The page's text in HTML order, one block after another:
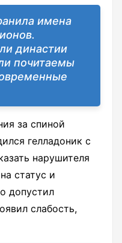
имена
династии
почитаемы
за спиной
гелладоник с
нарушителя
статус и
допустил
слабость,